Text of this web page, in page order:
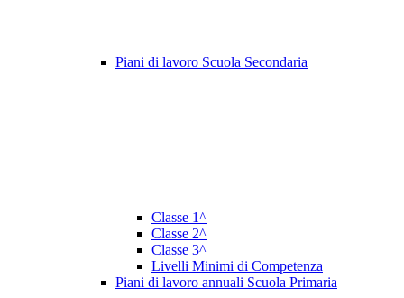
Piani di lavoro Scuola Secondaria
Classe 1^
Classe 2^
Classe 3^
Livelli Minimi di Competenza
Piani di lavoro annuali Scuola Primaria